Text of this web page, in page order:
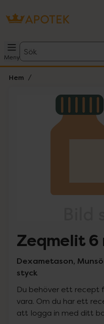
Meny
Sök
Hem
Lista: .
Zeqmelit 6
Dexametason,
styck
Du behöver ett recept
vara. Om du har ett
att logga in med ditt